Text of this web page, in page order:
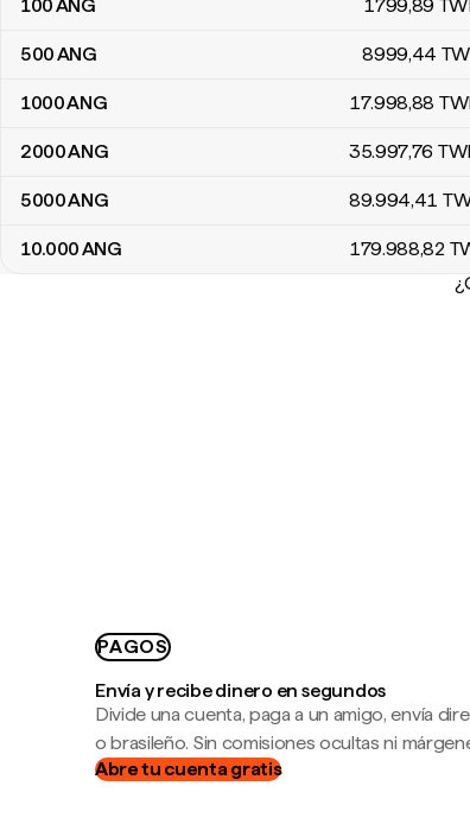
100ANG 1799,89
500ANG 8999,44
1000ANG 17.998,88
2000ANG 35.997,76
5000ANG 89.994,41
10.000ANG 179.988,82
PAGOS
Envía y recibe dinero en segundos
Divide una cuenta, paga a un amigo, envía
o brasileño. Sin comisiones ocultas ni
Abre tu cuenta gratis